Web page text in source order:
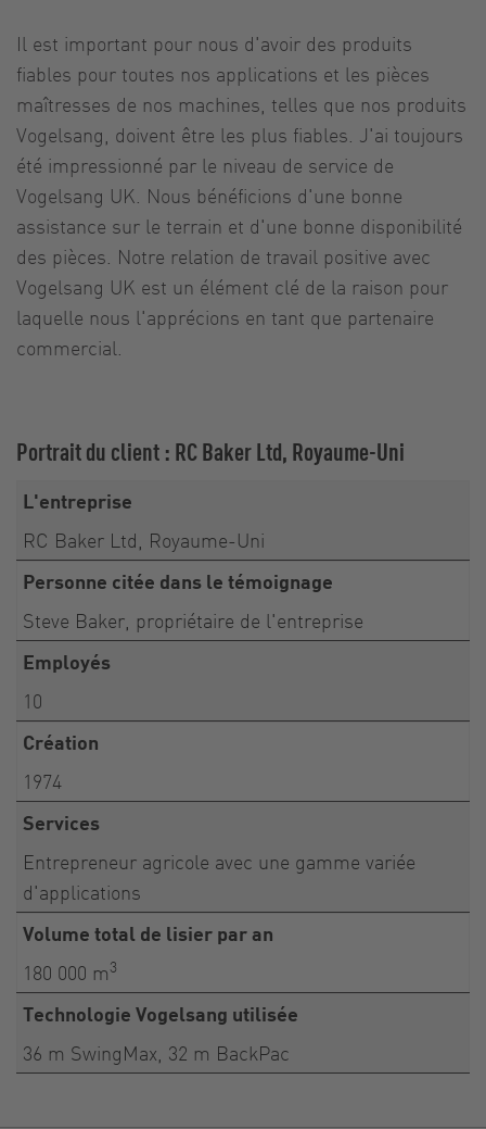
Il est important pour nous d'avoir des produits
fiables pour toutes nos applications et les pièces
maîtresses de nos machines, telles que nos produits
Vogelsang, doivent être les plus fiables. J'ai toujours
été impressionné par le niveau de service de
Vogelsang UK. Nous bénéficions d'une bonne
assistance sur le terrain et d'une bonne disponibilité
des pièces. Notre relation de travail positive avec
Vogelsang UK est un élément clé de la raison pour
laquelle nous l'apprécions en tant que partenaire
commercial.
Portrait du client : RC Baker Ltd, Royaume-Uni
L'entreprise
RC Baker Ltd, Royaume-Uni
Personne citée dans le témoignage
Steve Baker, propriétaire de l'entreprise
Employés
10
Création
1974
Services
Entrepreneur agricole avec une gamme variée
d'applications
Volume total de lisier par an
180 000 m3
Technologie Vogelsang utilisée
36 m SwingMax, 32 m BackPac